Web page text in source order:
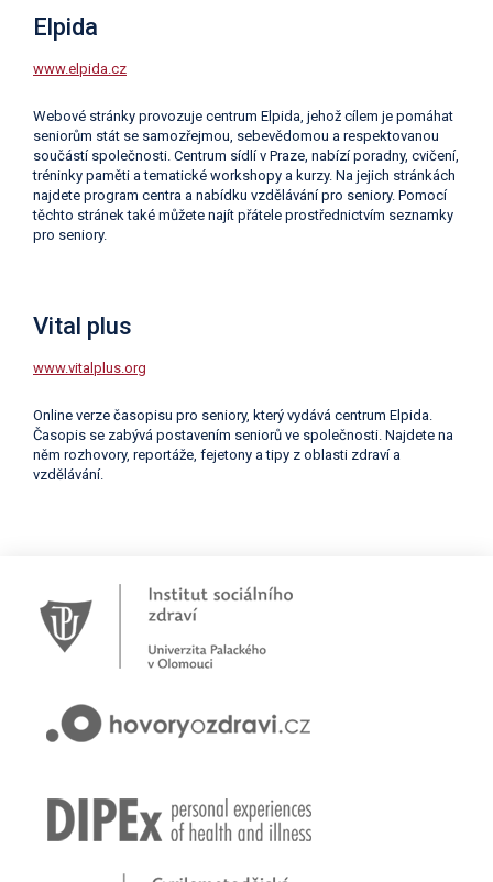
Elpida
www.elpida.cz
Webové stránky provozuje centrum Elpida, jehož cílem je pomáhat
seniorům stát se samozřejmou, sebevědomou a respektovanou
součástí společnosti. Centrum sídlí v Praze, nabízí poradny, cvičení,
tréninky paměti a tematické workshopy a kurzy. Na jejich stránkách
najdete program centra a nabídku vzdělávání pro seniory. Pomocí
těchto stránek také můžete najít přátele prostřednictvím seznamky
pro seniory.
Vital plus
www.vitalplus.org
Online verze časopisu pro seniory, který vydává centrum Elpida.
Časopis se zabývá postavením seniorů ve společnosti. Najdete na
něm rozhovory, reportáže, fejetony a tipy z oblasti zdraví a
vzdělávání.